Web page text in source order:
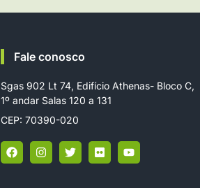
Fale conosco
Sgas 902 Lt 74, Edifício Athenas- Bloco C,
1º andar Salas 120 a 131
CEP: 70390-020